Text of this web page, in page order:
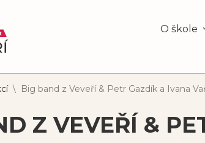
O škole
\ Big band z Veveří & Petr Gazdík a Ivana
Z VEVEŘÍ &